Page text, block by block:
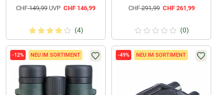
CHF149,99 UVP CHF 146,99
(4)
CHF291,99 CHF261,99
(0)
-12% NEU IM SORTIMENT -49% NEU IM SORTIMENT